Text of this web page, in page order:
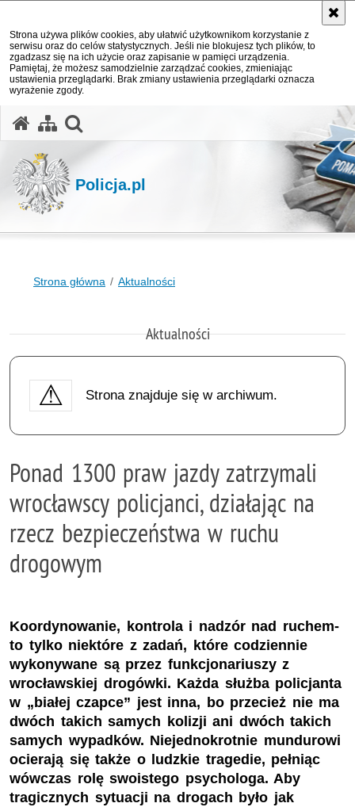
Strona używa plików cookies, aby ułatwić użytkownikom korzystanie z
serwisu oraz do celów statystycznych. Jeśli nie blokujesz tych plików, to
zgadzasz się na ich użycie oraz zapisanie w pamięci urządzenia.
Pamiętaj, że możesz samodzielnie zarządzać cookies, zmieniając
ustawienia przeglądarki. Brak zmiany ustawienia przeglądarki oznacza
wyrażenie zgody.
Policja.pl
Strona główna Aktualności
Aktualności
Strona znajduje się w archiwum.
Ponad 1300 praw jazdy zatrzymali
wrocławscy policjanci, działając na
rzecz bezpieczeństwa w ruchu
drogowym
Koordynowanie, kontrola i nadzór nad ruchem-
to tylko niektóre z zadań, które codziennie
wykonywane są przez funkcjonariuszy z
wrocławskiej drogówki. Każda służba policjanta
w „białej czapce” jest inna, bo przecież nie ma
dwóch takich samych kolizji ani dwóch takich
samych wypadków. Niejednokrotnie mundurowi
ocierają się także o ludzkie tragedie, pełniąc
wówczas rolę swoistego psychologa. Aby
tragicznych sytuacji na drogach było jak